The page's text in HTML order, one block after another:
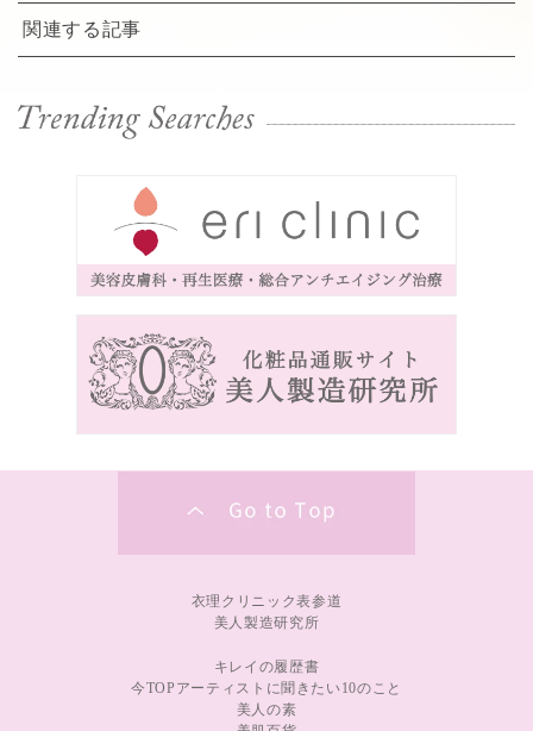
関連する記事
衣理クリニック表参道
美人製造研究所
キレイの履歴書
今TOPアーティストに聞きたい10のこと
美人の素